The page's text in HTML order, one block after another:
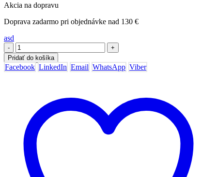
Akcia na dopravu
Doprava zadarmo pri objednávke nad 130 €
asd
-
+
Pridať do košíka
Facebook LinkedIn Email WhatsApp Viber